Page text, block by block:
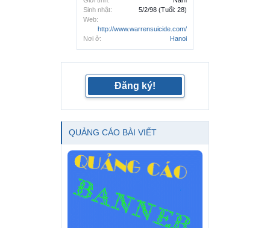
Sinh nhật:
5/2/98 (Tuổi: 28)
Web:
http://www.warrensuicide.com/
Nơi ở:
Hanoi
Đăng ký!
QUẢNG CÁO BÀI VIẾT